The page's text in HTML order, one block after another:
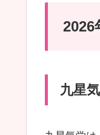
2026
九星